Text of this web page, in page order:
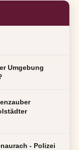
Umgebung
- Polizei